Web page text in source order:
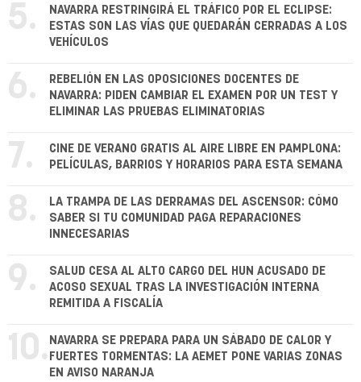
5.
NAVARRA RESTRINGIRÁ EL TRÁFICO POR EL ECLIPSE:
ESTAS SON LAS VÍAS QUE QUEDARÁN CERRADAS A LOS
VEHÍCULOS
6.
REBELIÓN EN LAS OPOSICIONES DOCENTES DE
NAVARRA: PIDEN CAMBIAR EL EXAMEN POR UN TEST Y
ELIMINAR LAS PRUEBAS ELIMINATORIAS
7.
CINE DE VERANO GRATIS AL AIRE LIBRE EN PAMPLONA:
PELÍCULAS, BARRIOS Y HORARIOS PARA ESTA SEMANA
8.
LA TRAMPA DE LAS DERRAMAS DEL ASCENSOR: CÓMO
SABER SI TU COMUNIDAD PAGA REPARACIONES
INNECESARIAS
9.
SALUD CESA AL ALTO CARGO DEL HUN ACUSADO DE
ACOSO SEXUAL TRAS LA INVESTIGACIÓN INTERNA
REMITIDA A FISCALÍA
10. NAVARRA SE PREPARA PARA UN SÁBADO DE CALOR Y
FUERTES TORMENTAS: LA AEMET PONE VARIAS ZONAS
EN AVISO NARANJA